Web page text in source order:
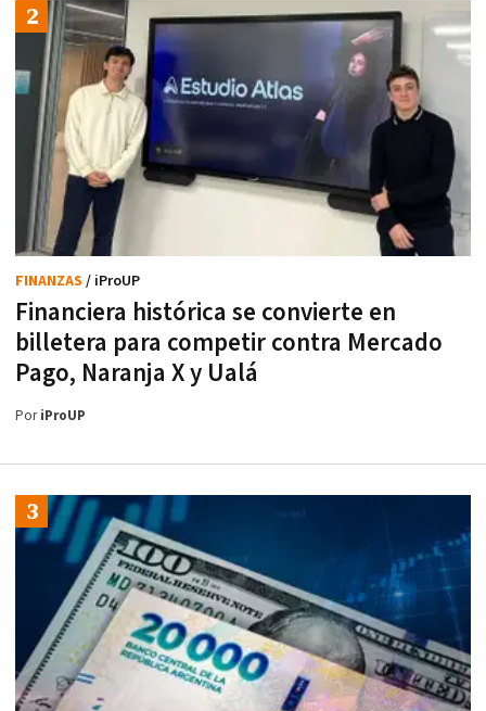
Financiera histórica se convierte en
billetera para competir contra Mercado
Pago, Naranja X y Ualá
FINANZAS / iProUP
PoriProUP